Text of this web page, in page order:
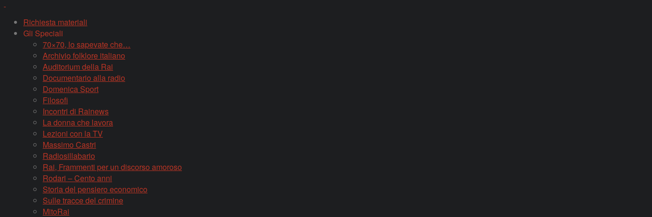
Richiesta materiali
Gli Speciali
70×70, lo sapevate che…
Archivio folklore italiano
Auditorium della Rai
Documentario alla radio
Domenica Sport
Filosofi
Incontri di Rainews
La donna che lavora
Lezioni con la TV
Massimo Castri
Radiosillabario
Rai, Frammenti per un discorso amoroso
Rodari – Cento anni
Storia del pensiero economico
Sulle tracce del crimine
MitoRai